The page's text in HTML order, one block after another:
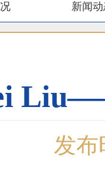
新闻
发布